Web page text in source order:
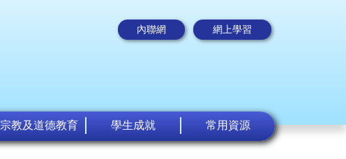
內聯網 網上學習
宗教及道德教育 學生成就 常用資源